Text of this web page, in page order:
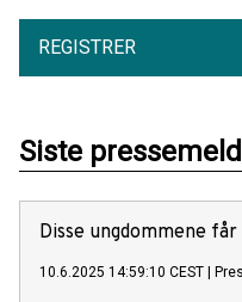
REGISTRER
Siste
Disse ungdommene
10.6.2025 14:59:10 CEST